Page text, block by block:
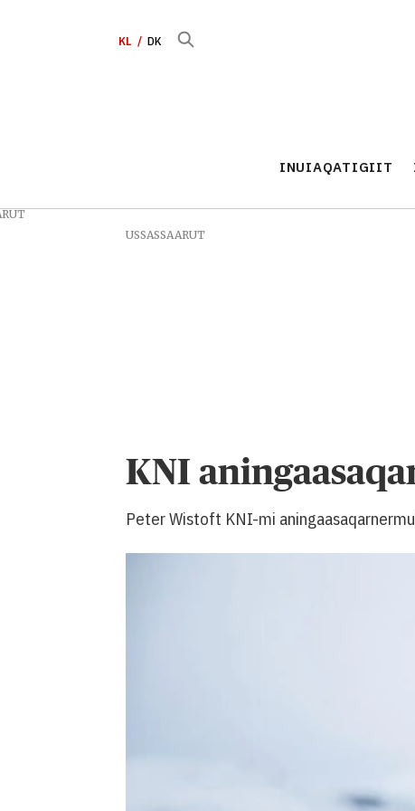
KL DK
INUIAQATIGIIT
USSASSAARUT
KNI
Peter Wistoft KNI-mi